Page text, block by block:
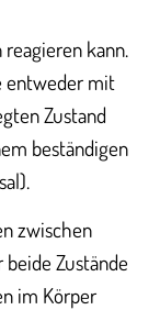
kann.
entweder mit
Zustand
beständigen
zwischen
Zustände
im Körper